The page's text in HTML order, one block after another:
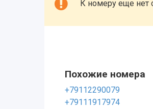
К номеру еще нет
Похожие номера
+79112290079
+79111917974